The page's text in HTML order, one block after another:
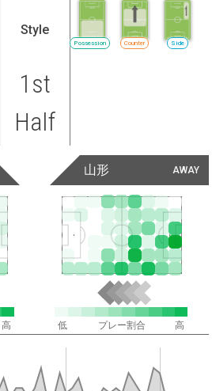
Style
Possession Counter Side
1st
Half
AWAY
山形
高 低 プレー割合 高